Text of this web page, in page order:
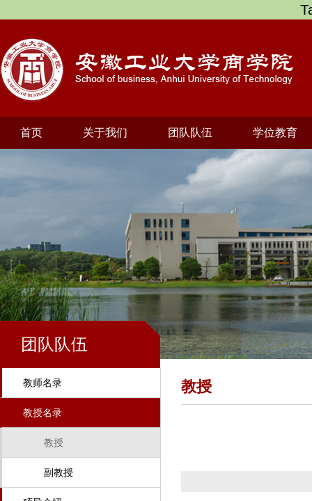
首页 关于我们 团队队伍 学位教育
团队队伍
教师名录
教授名录
教授
副教授
教授